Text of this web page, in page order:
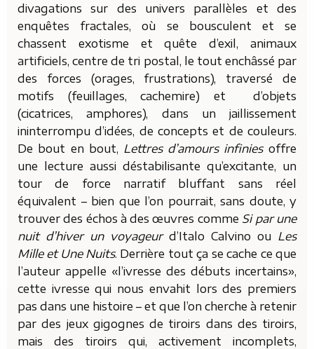
divagations sur des univers parallèles et des
enquêtes fractales, où se bousculent et se
chassent exotisme et quête d’exil, animaux
artificiels, centre de tri postal, le tout enchâssé par
des forces (orages, frustrations), traversé de
motifs (feuillages, cachemire) et d’objets
(cicatrices, amphores), dans un jaillissement
ininterrompu d’idées, de concepts et de couleurs.
De bout en bout, Lettres d’amours infiniesoffre
une lecture aussi déstabilisante qu’excitante, un
tour de force narratif bluffant sans réel
équivalent – bien que l’on pourrait, sans doute, y
trouver des échos à des œuvres comme Si par une
nuit d’hiver un voyageurd’Italo Calvino ou Les
Mille et Une Nuits. Derrière tout ça se cache ce que
l’auteur appelle «l’ivresse des débuts incertains»,
cette ivresse qui nous envahit lors des premiers
pas dans une histoire – et que l’on cherche à retenir
par des jeux gigognes de tiroirs dans des tiroirs,
mais des tiroirs qui, activement incomplets,